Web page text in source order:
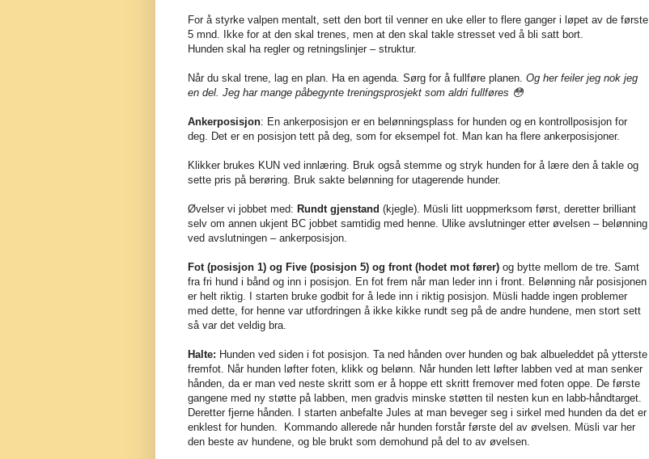
For å styrke valpen mentalt, sett den bort til venner en uke eller to flere ganger i løpet av de første
5 mnd. Ikke for at den skal trenes, men at den skal takle stresset ved å bli satt bort.
Hunden skal ha regler og retningslinjer – struktur.
Når du skal trene, lag en plan. Ha en agenda. Sørg for å fullføre planen. Og her feiler jeg nok jeg
en del. Jeg har mange påbegynte treningsprosjekt som aldri fullføres 😳
Ankerposisjon: En ankerposisjon er en belønningsplass for hunden og en kontrollposisjon for
deg. Det er en posisjon tett på deg, som for eksempel fot. Man kan ha flere ankerposisjoner.
Klikker brukes KUN ved innlæring. Bruk også stemme og stryk hunden for å lære den å takle og
sette pris på berøring. Bruk sakte belønning for utagerende hunder.
Øvelser vi jobbet med: Rundt gjenstand (kjegle). Müsli litt uoppmerksom først, deretter brilliant
selv om annen ukjent BC jobbet samtidig med henne. Ulike avslutninger etter øvelsen – belønning
ved avslutningen – ankerposisjon.
Fot (posisjon 1) og Five (posisjon 5) og front (hodet mot fører) og bytte mellom de tre. Samt
fra fri hund i bånd og inn i posisjon. En fot frem når man leder inn i front. Belønning når posisjonen
er helt riktig. I starten bruke godbit for å lede inn i riktig posisjon. Müsli hadde ingen problemer
med dette, for henne var utfordringen å ikke kikke rundt seg på de andre hundene, men stort sett
så var det veldig bra.
Halte: Hunden ved siden i fot posisjon. Ta ned hånden over hunden og bak albueleddet på ytterste
fremfot. Når hunden løfter foten, klikk og belønn. Når hunden lett løfter labben ved at man senker
hånden, da er man ved neste skritt som er å hoppe ett skritt fremover med foten oppe. De første
gangene med ny støtte på labben, men gradvis minske støtten til nesten kun en labb-håndtarget.
Deretter fjerne hånden. I starten anbefalte Jules at man beveger seg i sirkel med hunden da det er
enklest for hunden. Kommando allerede når hunden forstår første del av øvelsen. Müsli var her
den beste av hundene, og ble brukt som demohund på del to av øvelsen.